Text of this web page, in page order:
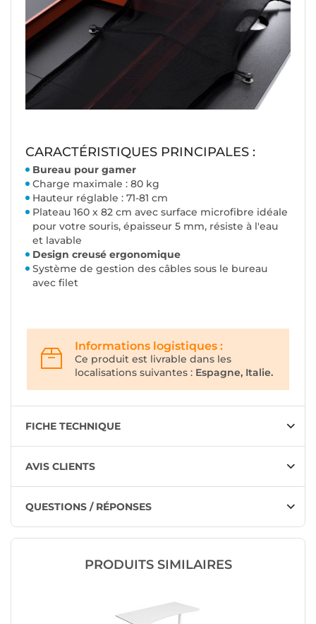
CARACTÉRISTIQUES PRINCIPALES :
Bureau pour gamer
Charge maximale : 80 kg
Hauteur réglable : 71-81 cm
Plateau 160 x 82 cm avec surface microfibre idéale
pour votre souris, épaisseur 5 mm, résiste à l'eau
et lavable
Design creusé ergonomique
Système de gestion des câbles sous le bureau
avec filet
Informations logistiques :
Ce produit est livrable dans les
localisations suivantes : Espagne, Italie.
FICHE TECHNIQUE
AVIS CLIENTS
QUESTIONS / RÉPONSES
PRODUITS SIMILAIRES